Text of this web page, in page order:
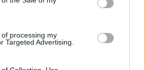
processing my
Targeted Advertising.
Piastri számára a